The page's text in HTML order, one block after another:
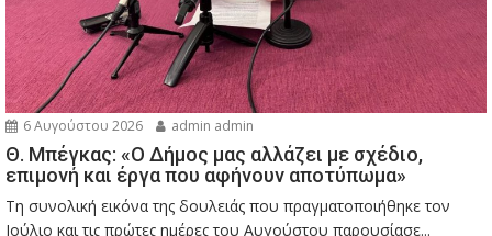
6 Αυγούστου 2026 admin admin
Θ. Μπέγκας: «Ο Δήμος μας αλλάζει με σχέδιο,
επιμονή και έργα που αφήνουν αποτύπωμα»
Τη συνολική εικόνα της δουλειάς που πραγματοποιήθηκε τον
Ιούλιο και τις πρώτες ημέρες του Αυγούστου παρουσίασε...